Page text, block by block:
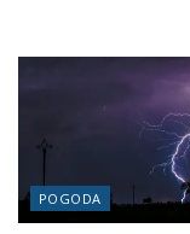
POGODA